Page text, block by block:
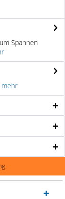
Spannen
mehr